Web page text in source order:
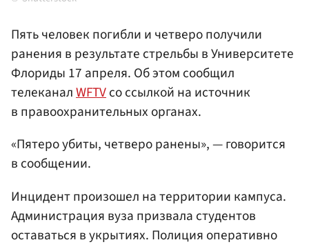
Пять человек погибли и четверо получили
ранения в результате стрельбы в Университете
Флориды 17 апреля. Об этом сообщил
телеканалWFTVсо ссылкой на источник
в правоохранительных органах.
«Пятеро убиты, четверо ранены», — говорится
в сообщении.
Инцидент произошел на территории кампуса.
Администрация вуза призвала студентов
оставаться в укрытиях. Полиция оперативно